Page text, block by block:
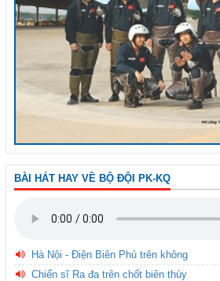
BÀI HÁT HAY VỀ BỘ ĐỘI PK-KQ
Hà Nội - Điện Biên Phủ trên không
Chiến sĩ Ra đa trên chốt biên thùy